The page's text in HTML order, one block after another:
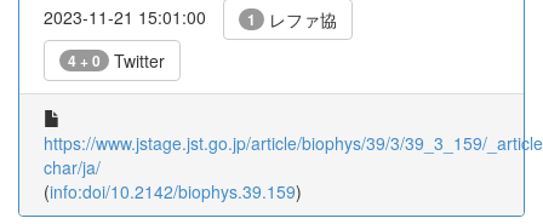
2023-11-21 15:01:00 1 レファ協
4 + 0 Twitter
https://www.jstage.jst.go.jp/article/biophys/39/3/39_3_159/
char/ja/
(info:doi/10.2142/biophys.39.159)